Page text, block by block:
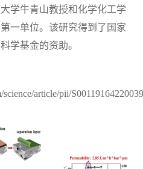
学牛青山教授和化学化工学
一单位。该研究得到了国家
学基金的资助。
article/pii/